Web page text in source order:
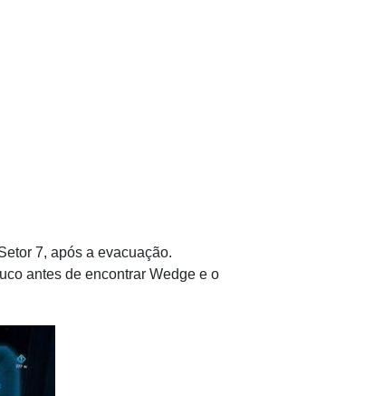
7, após a evacuação.
antes de encontrar Wedge e o